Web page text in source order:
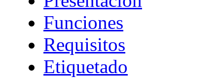
Funciones
Requisitos
Etiquetado